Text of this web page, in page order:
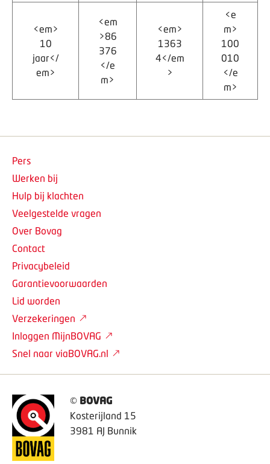
<em>
10
jaar</
em>
<em
>86
376
</e
m>
<em>
1363
4</em
>
<e
m>
100
010
</e
m>
© BOVAG
Kosterijland 15
3981 AJ Bunnik
Pers
Werken bij
Hulp bij klachten
Veelgestelde vragen
Over Bovag
Contact
Privacybeleid
Garantievoorwaarden
Lid worden
Verzekeringen
Inloggen MijnBOVAG
Snel naar viaBOVAG.nl